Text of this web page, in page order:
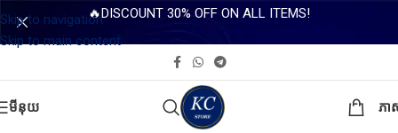
Skip to navigation
Skip to main content
🔥DISCOUNT 30% OFF ON ALL ITEMS!
មីនុយ ភា